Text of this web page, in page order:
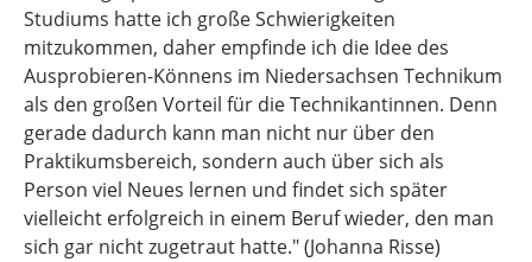
Studiums hatte ich große Schwierigkeiten
mitzukommen, daher empfinde ich die Idee des
Ausprobieren-Könnens im Niedersachsen Technikum
als den großen Vorteil für die Technikantinnen. Denn
gerade dadurch kann man nicht nur über den
Praktikumsbereich, sondern auch über sich als
Person viel Neues lernen und findet sich später
vielleicht erfolgreich in einem Beruf wieder, den man
sich gar nicht zugetraut hatte." (Johanna Risse)